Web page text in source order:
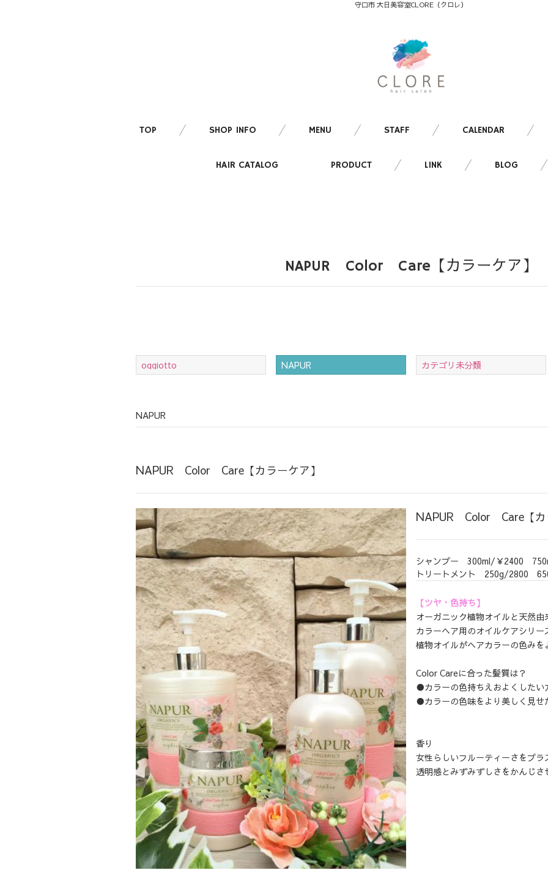
守口市 大日美容室CLORE（クロレ）
TOP SHOP INFO MENU STAFF CALENDAR
HAIR CATALOG PRODUCT LINK BLOG
NAPUR Color Care【カラーケア】
oggiotto NAPUR カテゴリ未分類
NAPUR
NAPUR Color Care【カラーケア】
NAPUR Color Care【カ
シャンプー 300ml/
トリートメント 250g/2800
【ツヤ・色持ち】
オーガニック植物オイルと天然由
カラーヘア用のオイルケアシリー
植物オイルがヘアカラーの色みを
Color Careに合った髪質は？
●カラーの色持ちえおよくしたい
●カラーの色味をより美しく見せ
香り
女性らしいフルーティーさをプラ
透明感とみずみずしさをかんじさ